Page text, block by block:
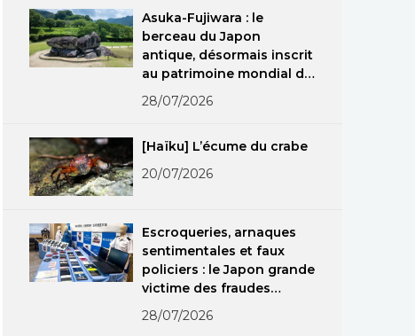
Tokyo
Asuka-Fujiwara : le
berceau du Japon
antique, désormais inscrit
au patrimoine mondial de
l’Unesco
28/07/2026
[Haïku] L’écume du crabe
20/07/2026
Escroqueries, arnaques
sentimentales et faux
policiers : le Japon grande
victime des fraudes
spécialisées
28/07/2026